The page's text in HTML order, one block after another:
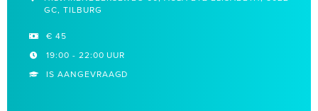
GC, TILBURG
€ 45
19:00 - 22:00 UUR
IS AANGEVRAAGD